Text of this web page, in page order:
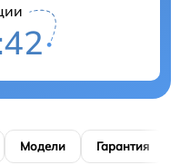
Модели Гарантия